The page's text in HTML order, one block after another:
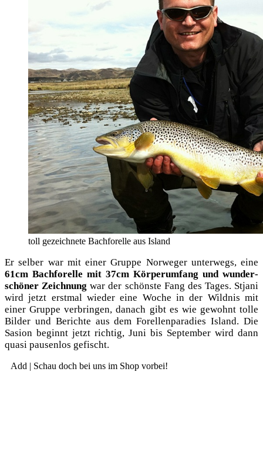
toll gezeich­ne­te Bach­fo­rel­le aus Island
Er sel­ber war mit einer Grup­pe Nor­we­ger unter­wegs, eine
61cm Bach­fo­rel­le mit 37cm Kör­per­um­fang und wun­der­
schö­ner Zeich­nung war der schöns­te Fang des Tages. Stja­ni
wird jetzt erst­mal wie­der eine Woche in der Wild­nis mit
einer Grup­pe ver­brin­gen, danach gibt es wie gewohnt tol­le
Bil­der und Berich­te aus dem Forel­len­pa­ra­dies Island. Die
Sasi­on beginnt jetzt rich­tig, Juni bis Sep­tem­ber wird dann
qua­si pau­sen­los gefischt.
Add | Schau doch bei uns im Shop vorbei!